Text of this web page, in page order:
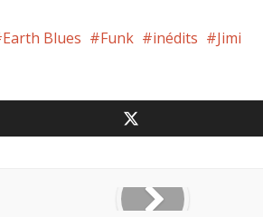
Earth Blues Funk inédits
Jimi